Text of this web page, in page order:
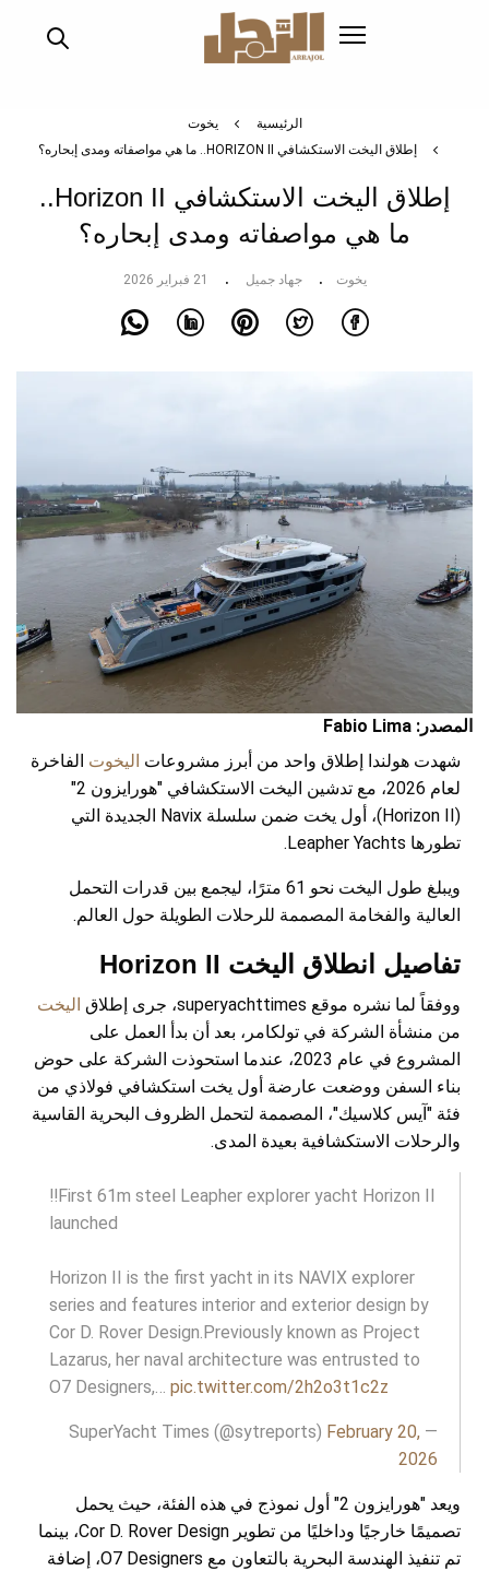
الرئيسية
يخوت
إطلاق اليخت الاستكشافي HORIZON II.. ما هي مواصفاته ومدى إبحاره؟
إطلاق اليخت الاستكشافي Horizon II..
ما هي مواصفاته ومدى إبحاره؟
يخوت جهاد جميل 21 فبراير 2026
المصدر: Fabio Lima
شهدت هولندا إطلاق واحد من أبرز مشروعات اليخوت الفاخرة
لعام 2026، مع تدشين اليخت الاستكشافي "هورايزون 2"
(Horizon II)، أول يخت ضمن سلسلة Navix الجديدة التي
تطورها Leapher Yachts.
ويبلغ طول اليخت نحو 61 مترًا، ليجمع بين قدرات التحمل
العالية والفخامة المصممة للرحلات الطويلة حول العالم.
تفاصيل انطلاق اليخت Horizon II
ووفقاً لما نشره موقع superyachttimes، جرى إطلاق
اليخت
من منشأة الشركة في تولكامر، بعد أن بدأ العمل على
المشروع في عام 2023، عندما استحوذت الشركة على حوض
بناء السفن ووضعت عارضة أول يخت استكشافي فولاذي من
فئة "آيس كلاسيك"، المصممة لتحمل الظروف البحرية القاسية
والرحلات الاستكشافية بعيدة المدى.
‼️First 61m steel Leapher explorer yacht Horizon II
launched
Horizon II is the first yacht in its NAVIX explorer
series and features interior and exterior design by
Cor D. Rover Design.Previously known as Project
Lazarus, her naval architecture was entrusted to
O7 Designers,… pic.twitter.com/2h2o3t1c2z
— SuperYacht Times (@sytreports)
February 20,
2026
ويعد "هورايزون 2" أول نموذج في هذه الفئة، حيث يحمل
تصميمًا خارجيًا وداخليًا من تطوير Cor D. Rover Design، بينما
تم تنفيذ الهندسة البحرية بالتعاون مع O7 Designers، إضافة